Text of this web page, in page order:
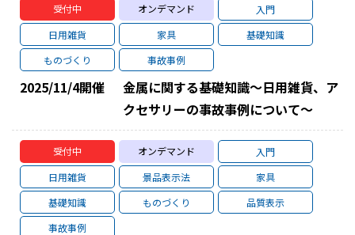
受付中 オンデマンド
入門
日用雑貨
家具
基礎知識
ものづくり
事故事例
2025/11/4開催
金属に関する基礎知識～日用雑貨、ア
クセサリーの事故事例について～
受付中 オンデマンド
入門
日用雑貨
景品表示法
家具
基礎知識
ものづくり
品質表示
事故事例